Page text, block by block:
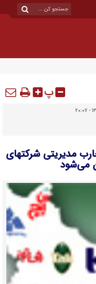
پ
مدیریتی شرکتهای
می‌شود